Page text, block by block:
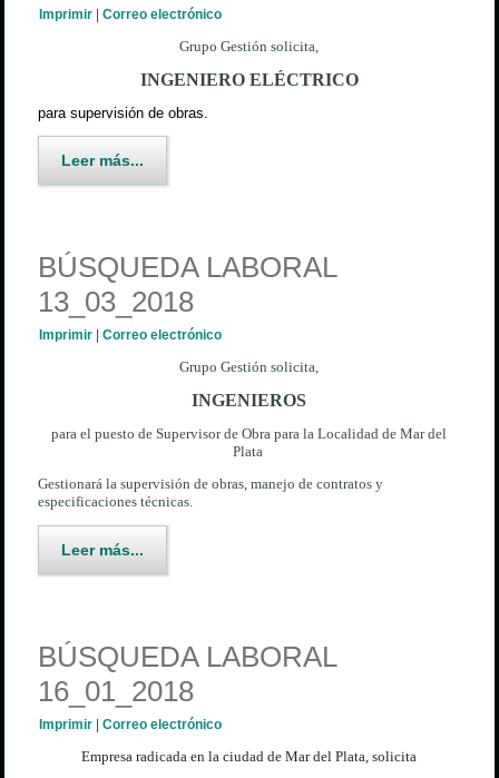
Imprimir |Correo electrónico
Grupo Gestión solicita,
INGENIERO ELÉCTRICO
para supervisión de obras.
Leer más...
BÚSQUEDA LABORAL
13_03_2018
Imprimir |Correo electrónico
Grupo Gestión solicita,
INGENIEROS
para el puesto de Supervisor de Obra para la Localidad de Mar del
Plata
Gestionará la supervisión de obras, manejo de contratos y
especificaciones técnicas.
Leer más...
BÚSQUEDA LABORAL
16_01_2018
Imprimir |Correo electrónico
Empresa radicada en la ciudad de Mar del Plata, solicita